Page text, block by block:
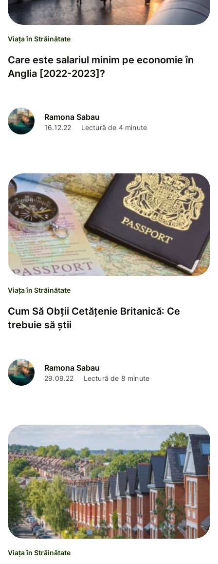
Viața în Străinătate
Care este salariul minim pe economie în
Anglia [2022-2023]?
Ramona Sabau
16.12.22 Lectură de 4 minute
Viața în Străinătate
Cum Să Obții Cetățenie Britanică: Ce
trebuie să știi
Ramona Sabau
29.09.22 Lectură de 8 minute
Viața în Străinătate